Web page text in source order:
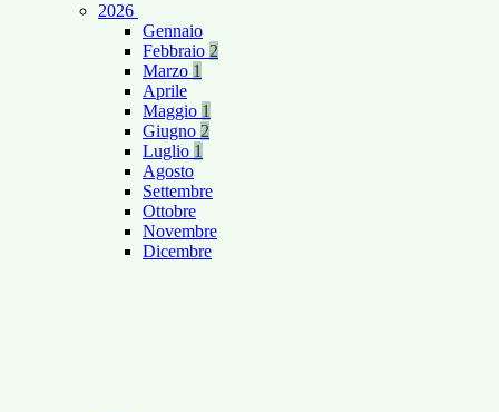
2026
Gennaio
Febbraio 2
Marzo 1
Aprile
Maggio 1
Giugno 2
Luglio 1
Agosto
Settembre
Ottobre
Novembre
Dicembre